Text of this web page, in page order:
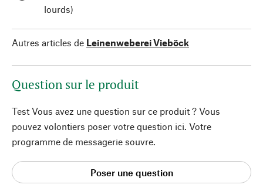
lourds)
Autres articles de Leinenweberei Vieböck
Question sur le produit
Test Vous avez une question sur ce produit ? Vous
pouvez volontiers poser votre question ici. Votre
programme de messagerie souvre.
Poser une question